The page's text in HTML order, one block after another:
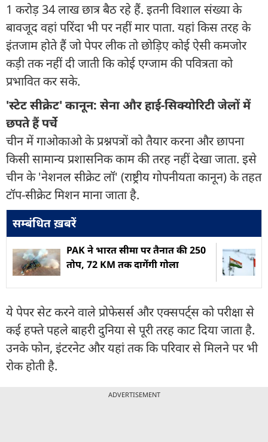
1 करोड़ 34 लाख छात्र बैठ रहे हैं. इतनी विशाल संख्या के
बावजूद वहां परिंदा भी पर नहीं मार पाता. यहां क‍िस तरह के
इंतजाम होते हैं जो पेपर लीक तो छोड़‍िए कोई ऐसी कमजोर
कड़ी तक नहीं दी जाती कि कोई एग्जाम की पव‍ित्रता को
प्रभाव‍ित कर सके.
'स्टेट सीक्रेट' कानून: सेना और हाई-सिक्योरिटी जेलों में
छपते हैं पर्चे
चीन में गाओकाओ के प्रश्नपत्रों को तैयार करना और छापना
किसी सामान्य प्रशासनिक काम की तरह नहीं देखा जाता. इसे
चीन के 'नेशनल सीक्रेट लॉ' (राष्ट्रीय गोपनीयता कानून) के तहत
टॉप-सीक्रेट मिशन माना जाता है.
सम्बंधित ख़बरें
PAK ने भारत सीमा पर तैनात की 250
तोप, 72 KM तक दागेंगी गोला
ये पेपर सेट करने वाले प्रोफेसर्स और एक्सपर्ट्स को परीक्षा से
कई हफ्ते पहले बाहरी दुनिया से पूरी तरह काट दिया जाता है.
उनके फोन, इंटरनेट और यहां तक कि परिवार से मिलने पर भी
रोक होती है.
ADVERTISEMENT